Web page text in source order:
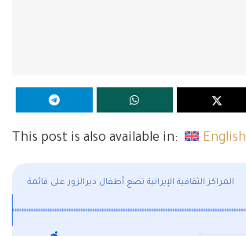
This post is also available in: English
المراكز الثقافية الإيرانية تضع أطفال ديرالزور على قائمة